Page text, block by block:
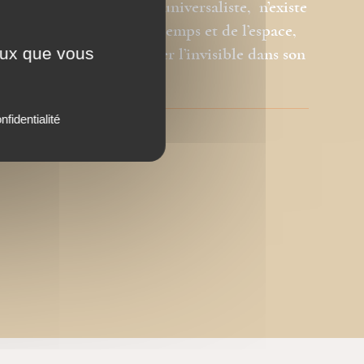
Orient, mystique et universaliste, n’existe
aux dimensions du temps et de l’espace,
l’art sacré, de manifester l’invisible dans son
que vous